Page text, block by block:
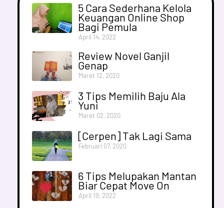
5 Cara Sederhana Kelola
Keuangan Online Shop
Bagi Pemula
April 14, 2022
Review Novel Ganjil
Genap
Maret 12, 2020
3 Tips Memilih Baju Ala
Yuni
Maret 02, 2020
[Cerpen] Tak Lagi Sama
Februari 07, 2020
6 Tips Melupakan Mantan
Biar Cepat Move On
April 19, 2022